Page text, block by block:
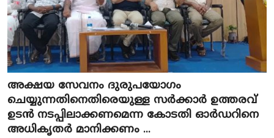
അക്ഷയ സേവനം ദുരുപയോഗം
ചെയ്യുന്നതിനെതിരെയുള്ള സർക്കാർ ഉത്തരവ്
ഉടൻ നടപ്പിലാക്കണമെന്ന കോടതി ഓർഡറിനെ
അധികൃതർ മാനിക്കണം ...